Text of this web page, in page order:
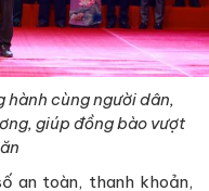
hành cùng người dân,
giúp đồng bào vượt
an toàn, thanh khoản,